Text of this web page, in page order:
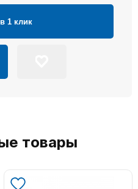
1 клик
товары